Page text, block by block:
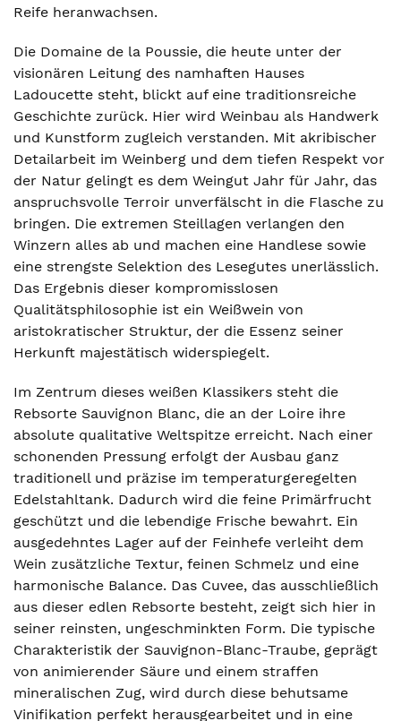
Reife heranwachsen.
Die Domaine de la Poussie, die heute unter der
visionären Leitung des namhaften Hauses
Ladoucette steht, blickt auf eine traditionsreiche
Geschichte zurück. Hier wird Weinbau als Handwerk
und Kunstform zugleich verstanden. Mit akribischer
Detailarbeit im Weinberg und dem tiefen Respekt vor
der Natur gelingt es dem Weingut Jahr für Jahr, das
anspruchsvolle Terroir unverfälscht in die Flasche zu
bringen. Die extremen Steillagen verlangen den
Winzern alles ab und machen eine Handlese sowie
eine strengste Selektion des Lesegutes unerlässlich.
Das Ergebnis dieser kompromisslosen
Qualitätsphilosophie ist ein Weißwein von
aristokratischer Struktur, der die Essenz seiner
Herkunft majestätisch widerspiegelt.
Im Zentrum dieses weißen Klassikers steht die
Rebsorte Sauvignon Blanc, die an der Loire ihre
absolute qualitative Weltspitze erreicht. Nach einer
schonenden Pressung erfolgt der Ausbau ganz
traditionell und präzise im temperaturgeregelten
Edelstahltank. Dadurch wird die feine Primärfrucht
geschützt und die lebendige Frische bewahrt. Ein
ausgedehntes Lager auf der Feinhefe verleiht dem
Wein zusätzliche Textur, feinen Schmelz und eine
harmonische Balance. Das Cuvee, das ausschließlich
aus dieser edlen Rebsorte besteht, zeigt sich hier in
seiner reinsten, ungeschminkten Form. Die typische
Charakteristik der Sauvignon-Blanc-Traube, geprägt
von animierender Säure und einem straffen
mineralischen Zug, wird durch diese behutsame
Vinifikation perfekt herausgearbeitet und in eine